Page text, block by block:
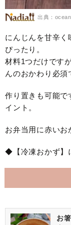
出典：
にんじんを甘辛く
ぴったり。
材料1つだけです
んのおかわり必
作り置きも可能で
イント。
お弁当用に赤いお
◆【冷凍おかず】
お